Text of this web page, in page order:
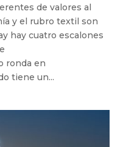
de valores al
y el rubro textil son
hay cuatro escalones
ronda en
tiene un...